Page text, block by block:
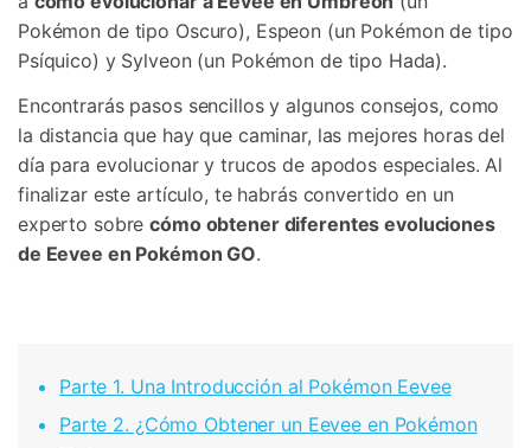
Pokémon de tipo Oscuro), Espeon (un Pokémon de tipo
Psíquico) y Sylveon (un Pokémon de tipo Hada).󠀲󠀡󠀨󠀠󠀢󠀣󠀢󠀣󠀥󠀳
Encontrarás pasos sencillos y algunos consejos, como
la distancia que hay que caminar, las mejores horas del
día para evolucionar y trucos de apodos especiales. Al
finalizar este artículo, te habrás convertido en un
experto sobrecómo obtener diferentes evoluciones
de Eevee en Pokémon GO.
Parte 1. Una Introducción al Pokémon Eevee󠀲󠀡󠀨󠀠󠀢󠀣󠀢󠀣󠀩󠀳
Parte 2. ¿Cómo Obtener un Eevee en Pokémon